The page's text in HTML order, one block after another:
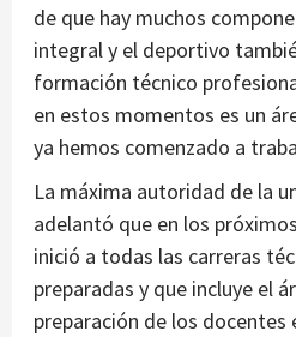
de que hay muchos
integral y el deportivo
formación técnico
en estos momentos es un
ya hemos comenzado a
La máxima autoridad de la
adelantó que en los
inició a todas las carreras
preparadas y que incluye el
preparación de los docentes